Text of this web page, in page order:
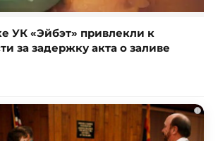
УК «Эйбэт» привлекли к
за задержку акта о заливе
i